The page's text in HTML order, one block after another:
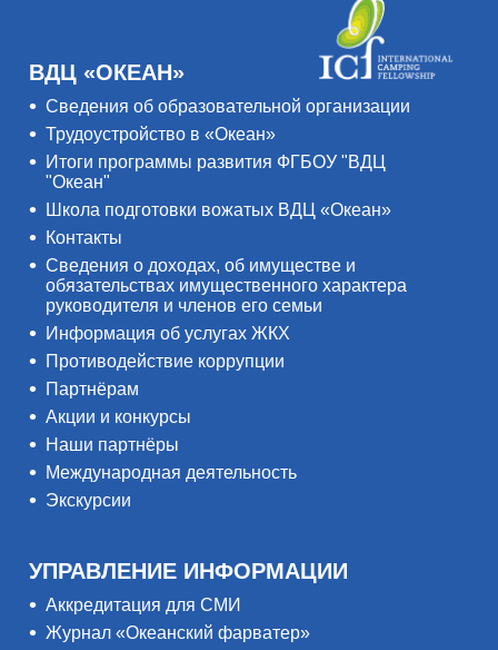
ВДЦ «ОКЕАН»
Сведения об образовательной организации
Трудоустройство в «Океан»
Итоги программы развития ФГБОУ "ВДЦ
"Океан"
Школа подготовки вожатых ВДЦ «Океан»
Контакты
Сведения о доходах, об имуществе и
обязательствах имущественного характера
руководителя и членов его семьи
Информация об услугах ЖКХ
Противодействие коррупции
Партнёрам
Акции и конкурсы
Наши партнёры
Международная деятельность
Экскурсии
УПРАВЛЕНИЕ ИНФОРМАЦИИ
Аккредитация для СМИ
Журнал «Океанский фарватер»